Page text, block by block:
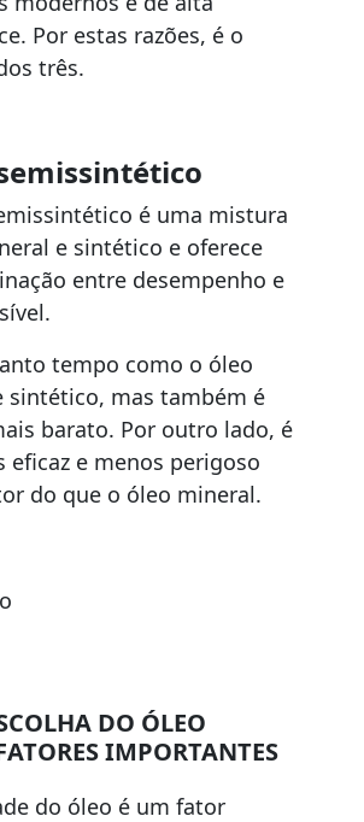
Por estas razões, é o
três.
é uma mistura
e sintético e oferece
entre desempenho e
tempo como o óleo
mas também é
barato. Por outro lado, é
eficaz e menos perigoso
do que o óleo mineral.
DO ÓLEO
IMPORTANTES
do óleo é um fator